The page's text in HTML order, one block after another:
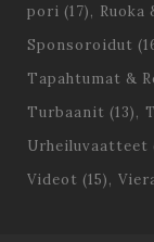
pori (17) Ruoka
Sponsoroidut
Tapahtumat &
Turbaanit (13)
Urheiluvaatteet
Videot (15)